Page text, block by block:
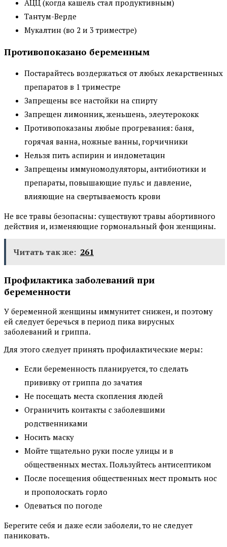
АЦЦ (когда кашель стал продуктивным)
Тантум-Верде
Мукалтин (во 2 и 3 триместре)
Противопоказано беременным
Постарайтесь воздержаться от любых лекарственных
препаратов в 1 триместре
Запрещены все настойки на спирту
Запрещен лимонник, женьшень, элеутерококк
Противопоказаны любые прогревания: баня,
горячая ванна, ножные ванны, горчичники
Нельзя пить аспирин и индометацин
Запрещены иммуномодуляторы, антибиотики и
препараты, повышающие пульс и давление,
влияющие на свертываемость крови
Не все травы безопасны: существуют травы абортивного
действия и, изменяющие гормональный фон женщины.
Читать так же: 261
Профилактика заболеваний при
беременности
У беременной женщины иммунитет снижен, и поэтому
ей следует беречься в период пика вирусных
заболеваний и гриппа.
Для этого следует принять профилактические меры:
Если беременность планируется, то сделать
прививку от гриппа до зачатия
Не посещать места скопления людей
Ограничить контакты с заболевшими
родственниками
Носить маску
Мойте тщательно руки после улицы и в
общественных местах. Пользуйтесь антисептиком
После посещения общественных мест промыть нос
и прополоскать горло
Одеваться по погоде
Берегите себя и даже если заболели, то не следует
паниковать.